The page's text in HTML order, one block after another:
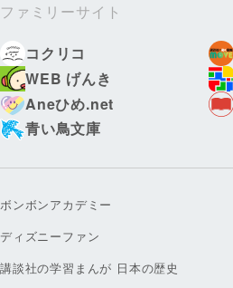
ファミリーサイト
コクリコ
WEB げんき
Aneひめ.net
青い鳥文庫
ボンボンアカデミー
ディズニーファン
講談社の学習まんが 日本の歴史